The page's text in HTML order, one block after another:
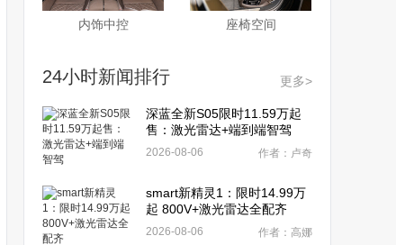
内饰中控 座椅空间
24小时新闻排行 更多>
深蓝全新S05限时11.59万起
售：激光雷达+端到端智驾
2026-08-06 作者：卢奇
smart新精灵1：限时14.99万
起 800V+激光雷达全配齐
2026-08-06 作者：高娜